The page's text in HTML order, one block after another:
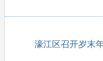
濠江区召开岁末